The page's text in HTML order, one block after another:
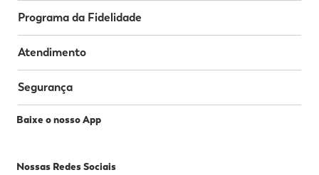
Programa da Fidelidade
Atendimento
Segurança
Baixe o nosso App
Nossas Redes Sociais